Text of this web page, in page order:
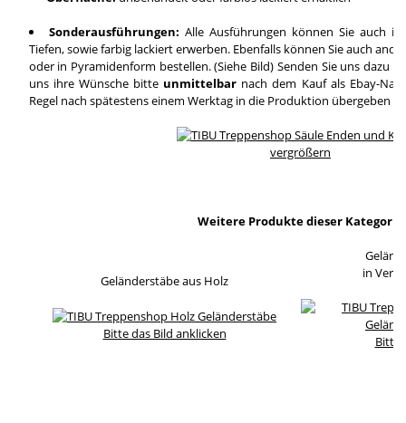
Sonderausführungen: Alle Ausführungen können Sie auch
Tiefen, sowie farbig lackiert erwerben. Ebenfalls können Sie auch
oder in Pyramidenform bestellen. (Siehe Bild) Senden Sie uns dazu
uns ihre Wünsche bitte unmittelbar nach dem Kauf als Ebay-
Regel nach spätestens einem Werktag in die Produktion übergeben
vergrößern
Weitere Produkte dieser Kategorie
Geländerstäbe aus Holz
Bitte das Bild anklicken
in
Bitte